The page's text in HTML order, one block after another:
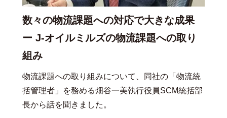
数々の物流課題への対応で大きな成果
ー J-オイルミルズの物流課題への取り
組み
物流課題への取り組みについて、同社の「物流統
括管理者」を務める畑谷一美執行役員SCM統括部
長から話を聞きました。